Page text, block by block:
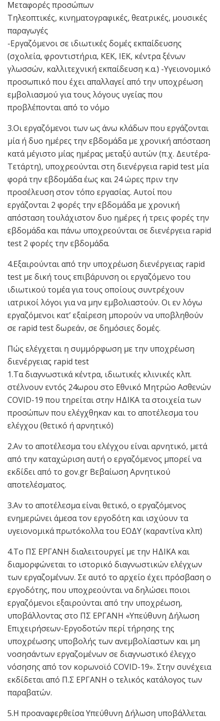
Μεταφορές προσώπων
Τηλεοπτικές, κινηματογραφικές, θεατρικές, μουσικές
παραγωγές
-Εργαζόμενοι σε ιδιωτικές δομές εκπαίδευσης
(σχολεία, φροντιστήρια, ΚΕΚ, ΙΕΚ, κέντρα ξένων
γλωσσών, καλλιτεχνική εκπαίδευση κ.α.) -Υγειονομικό
προσωπικό που έχει απαλλαγεί από την υποχρέωση
εμβολιασμού για τους λόγους υγείας που
προβλέπονται από το νόμο
3.Οι εργαζόμενοι των ως άνω κλάδων που εργάζονται
μία ή δυο ημέρες την εβδομάδα με χρονική απόσταση
κατά μέγιστο μίας ημέρας μεταξύ αυτών (π.χ. Δευτέρα-
Τετάρτη), υποχρεούνται στη διενέργεια rapid test μία
φορά την εβδομάδα έως και 24 ώρες πριν την
προσέλευση στον τόπο εργασίας. Αυτοί που
εργάζονται 2 φορές την εβδομάδα με χρονική
απόσταση τουλάχιστον δυο ημέρες ή τρεις φορές την
εβδομάδα και πάνω υποχρεούνται σε διενέργεια rapid
test 2 φορές την εβδομάδα.
4.Εξαιρούνται από την υποχρέωση διενέργειας rapid
test με δική τους επιβάρυνση οι εργαζόμενο του
ιδιωτικού τομέα για τους οποίους συντρέχουν
ιατρικοί λόγοι για να μην εμβολιαστούν. Οι εν λόγω
εργαζόμενοι κατ’ εξαίρεση μπορούν να υποβληθούν
σε rapid test δωρεάν, σε δημόσιες δομές.
Πώς ελέγχεται η συμμόρφωση με την υποχρέωση
διενέργειας rapid test
1.Τα διαγνωστικά κέντρα, ιδιωτικές κλινικές κλπ.
στέλνουν εντός 24ωρου στο Εθνικό Μητρώο Ασθενών
COVID-19 που τηρείται στην ΗΔΙΚΑ τα στοιχεία των
προσώπων που ελέγχθηκαν και το αποτέλεσμα του
ελέγχου (θετικό ή αρνητικό)
2.Αν το αποτέλεσμα του ελέγχου είναι αρνητικό, μετά
από την καταχώριση αυτή ο εργαζόμενος μπορεί να
εκδίδει από το gov.gr Βεβαίωση Αρνητικού
αποτελέσματος.
3.Αν το αποτέλεσμα είναι θετικό, ο εργαζόμενος
ενημερώνει άμεσα τον εργοδότη και ισχύουν τα
υγειονομικά πρωτόκολλα του ΕΟΔΥ (καραντίνα κλπ)
4.Το ΠΣ ΕΡΓΑΝΗ διαλειτουργεί με την ΗΔΙΚΑ και
διαμορφώνεται το ιστορικό διαγνωστικών ελέγχων
των εργαζομένων. Σε αυτό το αρχείο έχει πρόσβαση ο
εργοδότης, που υποχρεούνται να δηλώσει ποιοι
εργαζόμενοι εξαιρούνται από την υποχρέωση,
υποβάλλοντας στο ΠΣ ΕΡΓΑΝΗ «Υπεύθυνη Δήλωση
Επιχειρήσεων-Εργοδοτών περί τήρησης της
υποχρέωσης υποβολής των ανεμβολίαστων και μη
νοσησάντων εργαζομένων σε διαγνωστικό έλεγχο
νόσησης από τον κορωνοϊό COVΙD-19». Στην συνέχεια
εκδίδεται από Π.Σ ΕΡΓΑΝΗ ο τελικός κατάλογος των
παραβατών.
5.Η προαναφερθείσα Υπεύθυνη Δήλωση υποβάλλεται